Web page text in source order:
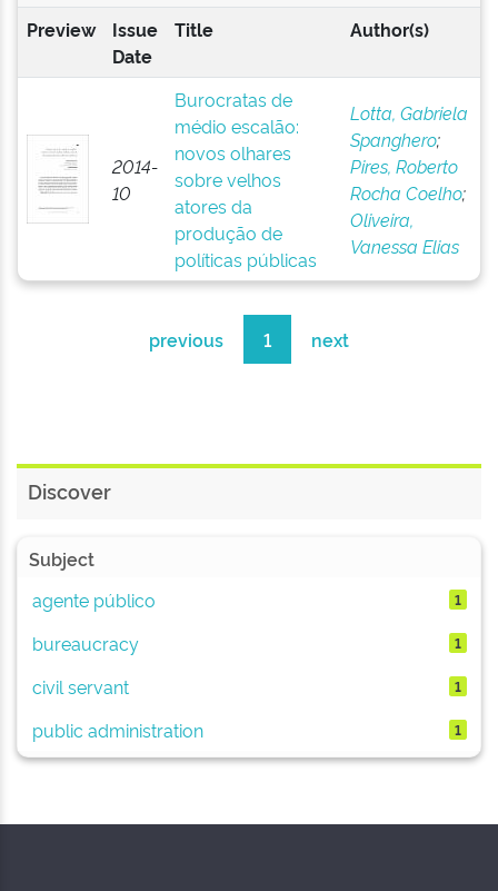
Preview
Issue
Date
Title Author(s)
2014-
10
Burocratas de
médio escalão:
novos olhares
sobre velhos
atores da
produção de
políticas públicas
Lotta, Gabriela
Spanghero;
Pires, Roberto
Rocha Coelho;
Oliveira,
Vanessa Elias
previous 1 next
Discover
Subject
agente público
1
bureaucracy 1
civil servant 1
public administration 1